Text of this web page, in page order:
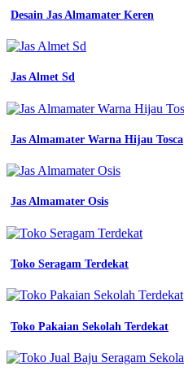
Seragam
Kerja
Biru
Seragam
Kerja
Biru
Dongker
warna
seragam
proyek
dongker
biru
Seragam
batik
Desain Jas Almamater Keren
Jas Almet Sd
Jas Almamater Warna Hijau Tosca
Jas Almamater Osis
Toko Seragam Terdekat
Toko Pakaian Sekolah Terdekat